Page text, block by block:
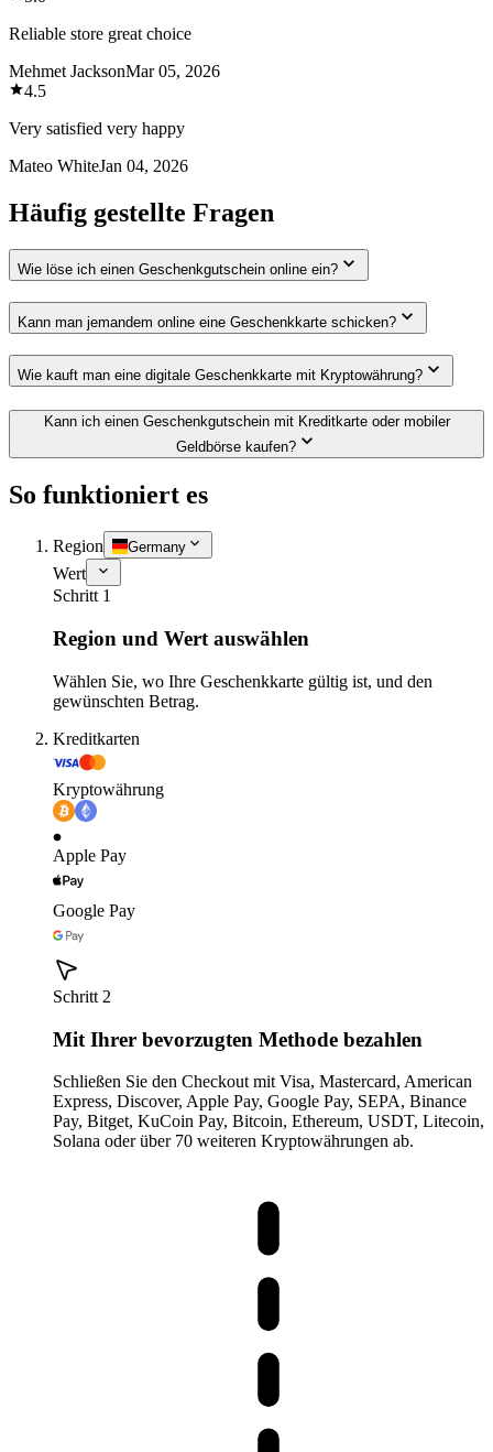
Reliable store great choice
Mehmet JacksonMar 05, 2026
4.5
Very satisfied very happy
Mateo WhiteJan 04, 2026
Häufig gestellte Fragen
Wie löse ich einen Geschenkgutschein online ein?
Kann man jemandem online eine Geschenkkarte schicken?
Wie kauft man eine digitale Geschenkkarte mit Kryptowährung?
Kann ich einen Geschenkgutschein mit Kreditkarte oder mobiler
Geldbörse kaufen?
So funktioniert es
Region Germany
Wert
Schritt 1
Region und Wert auswählen
Wählen Sie, wo Ihre Geschenkkarte gültig ist, und den
gewünschten Betrag.
Kreditkarten
Kryptowährung
Apple Pay
Google Pay
Schritt 2
Mit Ihrer bevorzugten Methode bezahlen
Schließen Sie den Checkout mit Visa, Mastercard, American
Express, Discover, Apple Pay, Google Pay, SEPA, Binance
Pay, Bitget, KuCoin Pay, Bitcoin, Ethereum, USDT, Litecoin,
Solana oder über 70 weiteren Kryptowährungen ab.